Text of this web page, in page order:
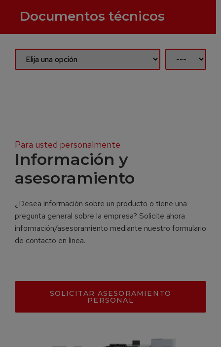
Documentos técnicos
Para usted personalmente
Información y
asesoramiento
¿Desea información sobre un producto o tiene una
pregunta general sobre la empresa? Solicite ahora
información/asesoramiento mediante nuestro formulario
de contacto en línea.
SOLICITAR ASESORAMIENTO
PERSONAL